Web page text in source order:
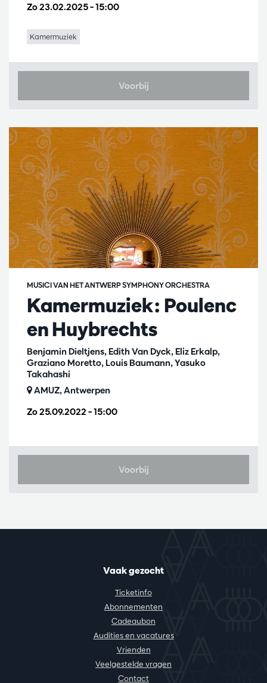
Zo 23.02.2025– 15:00
Kamermuziek
Voorbij
Kamermuziek: Poulenc
en Huybrechts
Benjamin Dieltjens, Edith Van Dyck, Eliz Erkalp,
Graziano Moretto, Louis Baumann, Yasuko
Takahashi
MUSICI VAN HET ANTWERP SYMPHONY ORCHESTRA
Zo 25.09.2022 – 15:00
AMUZ, Antwerpen
Voorbij
Vaak gezocht
Ticketinfo
Abonnementen
Cadeaubon
Audities en vacatures
Vrienden
Veelgestelde vragen
Contact